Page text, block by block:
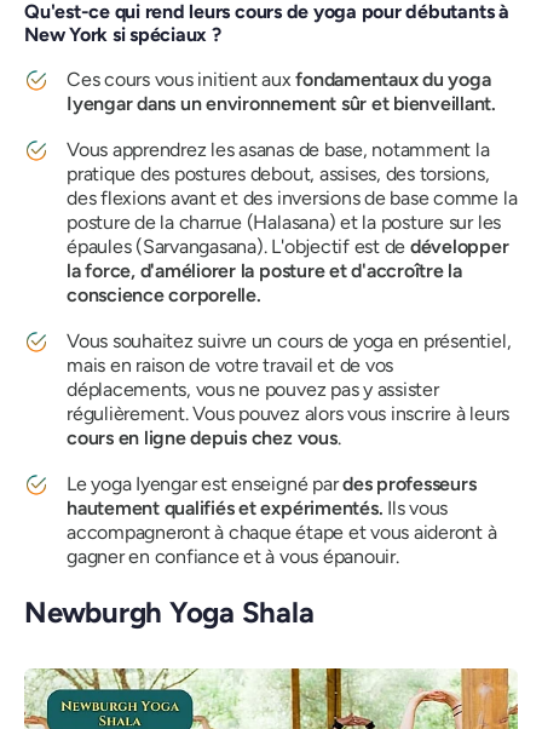
Qu'est-ce qui rend leurs cours de yoga pour débutants à
New York si spéciaux ?
Ces cours vous initient auxfondamentaux du yoga
Iyengar dans un environnement sûr et bienveillant.
Vous apprendrez les asanas de base, notamment la
pratique des postures debout, assises, des torsions,
des flexions avant et des inversions de base comme la
posture de la charrue (Halasana) et la posture sur les
épaules (Sarvangasana). L'objectif est de développer
la force, d'améliorer la posture et d'accroître la
conscience corporelle.
Vous souhaitez suivre un cours de yoga en présentiel,
mais en raison de votre travail et de vos
déplacements, vous ne pouvez pas y assister
régulièrement. Vous pouvez alors vous inscrire à leurs
cours en ligne depuis chez vous.
Le yoga Iyengar est enseigné pardes professeurs
hautement qualifiés et expérimentés. Ils vous
accompagneront à chaque étape et vous aideront à
gagner en confiance et à vous épanouir.
Newburgh Yoga Shala